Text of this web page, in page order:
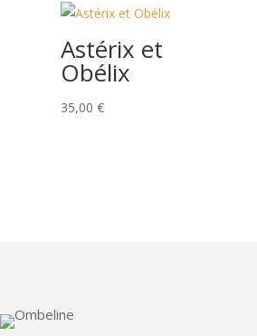
Astérix et
Obélix
35,00€